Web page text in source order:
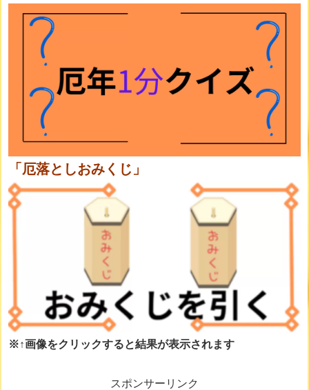
「厄落としおみくじ」
※↑画像をクリックすると結果が表示されます
スポンサーリンク